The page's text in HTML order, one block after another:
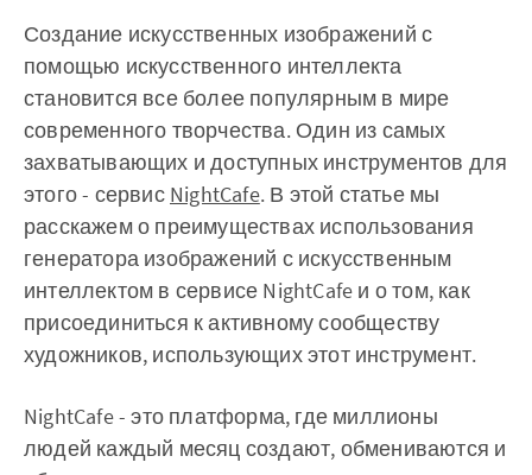
Создание искусственных изображений с
помощью искусственного интеллекта
становится все более популярным в мире
современного творчества. Один из самых
захватывающих и доступных инструментов для
этого - сервис NightCafe. В этой статье мы
расскажем о преимуществах использования
генератора изображений с искусственным
интеллектом в сервисе NightCafe и о том, как
присоединиться к активному сообществу
художников, использующих этот инструмент.
NightCafe - это платформа, где миллионы
людей каждый месяц создают, обмениваются и